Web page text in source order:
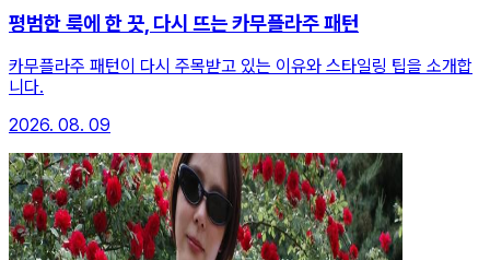
평범한 룩에 한 끗, 다시 뜨는 카무플라주 패턴
카무플라주 패턴이 다시 주목받고 있는 이유와 스타일링 팁을 소개합
니다.
2026. 08. 09